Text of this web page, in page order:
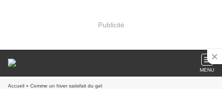
Publicité
MENU
Accueil » Comme un hiver satisfait du gel